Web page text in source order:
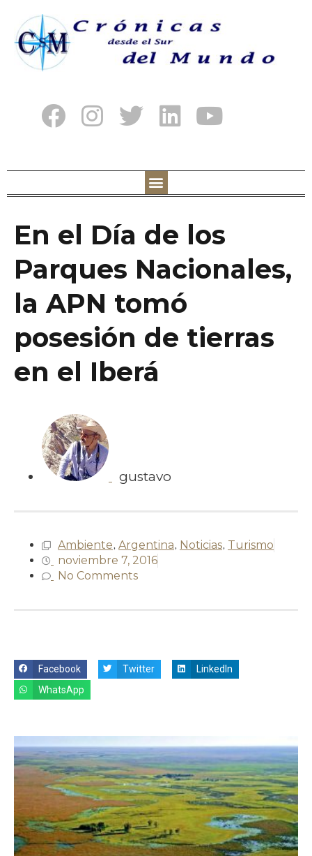
En el Día de los
Parques Nacionales,
la APN tomó
posesión de tierras
en el Iberá
gustavo
Ambiente, Argentina, Noticias, Turismo
noviembre 7, 2016
No Comments
Facebook Twitter
LinkedIn
WhatsApp